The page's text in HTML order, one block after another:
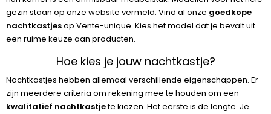
gezin staan op onze website vermeld. Vind al onze goedkope
nachtkastjesop Vente-unique. Kies het model dat je bevalt uit
een ruime keuze aan producten.
Hoe kies je jouw nachtkastje?
Nachtkastjes hebben allemaal verschillende eigenschappen. Er
zijn meerdere criteria om rekening mee te houden om een
kwalitatief nachtkastjete kiezen. Het eerste is de lengte. Je